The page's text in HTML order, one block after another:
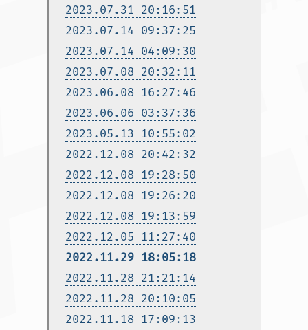
2023.07.31 20:16:51
2023.07.14 09:37:25
2023.07.14 04:09:30
2023.07.08 20:32:11
2023.06.08 16:27:46
2023.06.06 03:37:36
2023.05.13 10:55:02
2022.12.08 20:42:32
2022.12.08 19:28:50
2022.12.08 19:26:20
2022.12.08 19:13:59
2022.12.05 11:27:40
2022.11.29 18:05:18
2022.11.28 21:21:14
2022.11.28 20:10:05
2022.11.18 17:09:13